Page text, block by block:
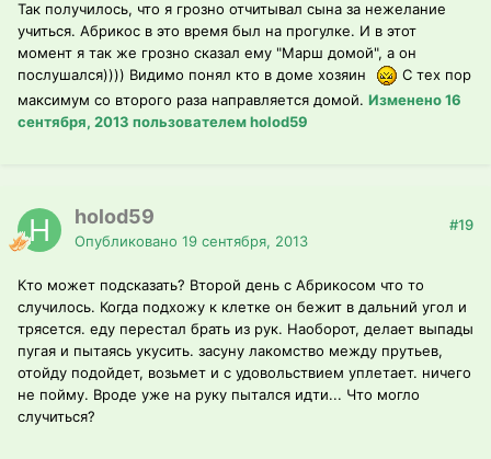
Так получилось, что я грозно отчитывал сына за нежелание
учиться. Абрикос в это время был на прогулке. И в этот
момент я так же грозно сказал ему "Марш домой", а он
послушался)))) Видимо понял кто в доме хозяин
С тех пор
максимум со второго раза направляется домой. Изменено16
сентября, 2013 пользователем holod59
holod59
Опубликовано 19 сентября, 2013
#19
Кто может подсказать? Второй день с Абрикосом что то
случилось. Когда подхожу к клетке он бежит в дальний угол и
трясется. еду перестал брать из рук. Наоборот, делает выпады
пугая и пытаясь укусить. засуну лакомство между прутьев,
отойду подойдет, возьмет и с удовольствием уплетает. ничего
не пойму. Вроде уже на руку пытался идти... Что могло
случиться?